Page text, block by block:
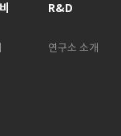
R&D
연구소 소개